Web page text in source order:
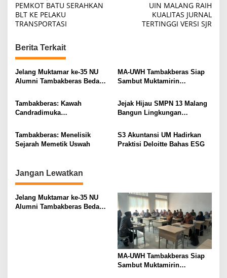
o
s
t
n
a
v
i
g
t
o
n
PEMKOT BATU SERAHKAN
BLT KE PELAKU
TRANSPORTASI
UIN MALANG RAIH
KUALITAS JURNAL
TERTINGGI VERSI SJR
Berita Terkait
Jelang Muktamar ke-35 NU
Alumni Tambakberas Bedah
MA-UWH Tambakberas Siap
Sambut Muktamirin
Tambakberas: Kawah
Candradimuka
Ulama
Jejak Hijau SMPN 13 Malang
Bangun Lingkungan
Tambakberas: Menelisik
Sejarah Memetik Uswah
S3 Akuntansi UM Hadirkan
Praktisi Deloitte Bahas ESG
Jangan Lewatkan
Jelang Muktamar ke-35 NU
Alumni Tambakberas Bedah
MA-UWH Tambakberas Siap
Sambut Muktamirin